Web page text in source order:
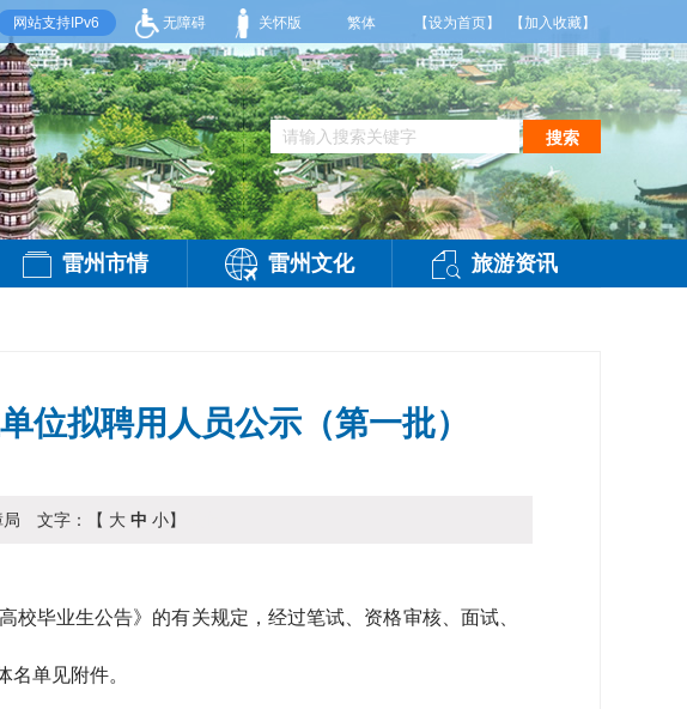
晚间天气】今晚到明天白天，阴天间多云，有雷阵雨，局部大雨，东南风2～3级，气温25～32℃，相对
网站支持IPv6 无障碍 关怀版 繁体 【设为首页】 【加入收藏】
搜索
雷州市情 雷州文化 旅游资讯
位拟聘用人员公示（第一批）
文字：【 大 中 小】
毕业生公告》的有关规定，经过笔试、资格审核、面试、
单见附件。